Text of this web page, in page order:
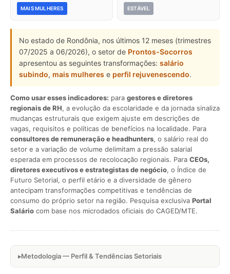
MAIS MULHERES ESTÁVEL
No estado de Rondônia, nos últimos 12 meses (trimestres
07/2025 a 06/2026), o setor de Prontos-Socorros
apresentou as seguintes transformações: salário
subindo, mais mulheres e perfil rejuvenescendo.
Como usar esses indicadores: para gestores e diretores
regionais de RH, a evolução da escolaridade e da jornada sinaliza
mudanças estruturais que exigem ajuste em descrições de
vagas, requisitos e políticas de benefícios na localidade. Para
consultores de remuneração e headhunters, o salário real do
setor e a variação de volume delimitam a pressão salarial
esperada em processos de recolocação regionais. Para CEOs,
diretores executivos e estrategistas de negócio, o Índice de
Futuro Setorial, o perfil etário e a diversidade de gênero
antecipam transformações competitivas e tendências de
consumo do próprio setor na região. Pesquisa exclusiva Portal
Salário com base nos microdados oficiais do CAGED/MTE.
Metodologia — Perfil & Tendências Setoriais